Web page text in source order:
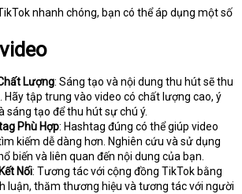
nhanh chóng, bạn có thể áp dụng một số
Lượng: Sáng tạo và nội dung thu hút sẽ thu
Hãy tập trung vào video có chất lượng cao, ý
sáng tạo để thu hút sự chú ý.
Phù Hợp: Hashtag đúng có thể giúp video
kiếm dễ dàng hơn. Nghiên cứu và sử dụng
biến và liên quan đến nội dung của bạn.
Nối: Tương tác với cộng đồng TikTok bằng
luận, thăm thương hiệu và tương tác với người